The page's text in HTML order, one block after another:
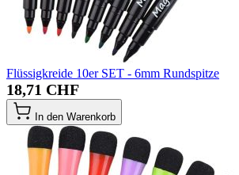
Flüssigkreide 10er SET - 6mm Rundspitze
18,71 CHF
In den Warenkorb